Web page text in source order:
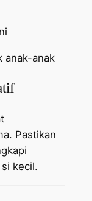
anak-anak
Pastikan
kecil.